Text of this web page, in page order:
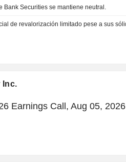
Bank Securities se mantiene neutral.
Inc.
Earnings Call, Aug 05, 2026